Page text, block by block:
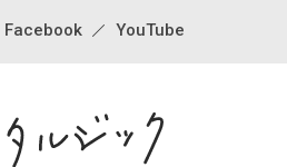
Facebook YouTube